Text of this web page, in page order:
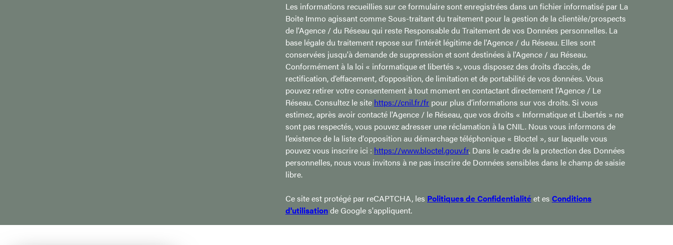
Les informations recueillies sur ce formulaire sont enregistrées dans un fichier informatisé par La
Boite Immo agissant comme Sous-traitant du traitement pour la gestion de la clientèle/prospects
de l'Agence / du Réseau qui reste Responsable du Traitement de vos Données personnelles. La
base légale du traitement repose sur l'intérêt légitime de l'Agence / du Réseau. Elles sont
conservées jusqu'à demande de suppression et sont destinées à l'Agence / au Réseau.
Conformément à la loi « informatique et libertés », vous disposez des droits d’accès, de
rectification, d’effacement, d’opposition, de limitation et de portabilité de vos données. Vous
pouvez retirer votre consentement à tout moment en contactant directement l’Agence / Le
Réseau. Consultez le site https://cnil.fr/fr pour plus d’informations sur vos droits. Si vous
estimez, après avoir contacté l'Agence / le Réseau, que vos droits « Informatique et Libertés » ne
sont pas respectés, vous pouvez adresser une réclamation à la CNIL. Nous vous informons de
l’existence de la liste d'opposition au démarchage téléphonique « Bloctel », sur laquelle vous
pouvez vous inscrire ici : https://www.bloctel.gouv.fr. Dans le cadre de la protection des Données
personnelles, nous vous invitons à ne pas inscrire de Données sensibles dans le champ de saisie
libre.
Ce site est protégé par reCAPTCHA, les Politiques de Confidentialitéet es Conditions
d'utilisationde Google s'appliquent.